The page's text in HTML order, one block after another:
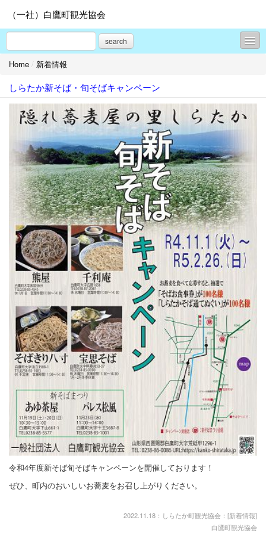
（一社）白鷹町観光協会
search
新着情報
旬の白鷹情報
春サクラ
夏はベニバナ
秋はアユ
冬は隠れ蕎麦屋の里
モデルコース
しらたかを楽しむ - 見る
しらたかを楽しむ - 食べる
しらたかを楽しむ - 泊まる
しらたかを楽しむ - 買う
しらたかを楽しむ - 遊ぶ/体験する
桜開花情報
紅花開花情報
特集 - さくらまつり, 新そばキャンペーン, 紅花まつり, 鮎まつり
■お知らせ
■春・古典桜の里
■初夏・高い山
■夏・紅花生育日記
Home / 新着情報
しらたか新そば・旬そばキャンペーン
令和4年度新そば旬そばキャンペーンを開催しております！
ぜひ、町内のおいしいお蕎麦をお召し上がりください。
2022.11.18：しらたか町観光協会：[新着情報]
白鷹町観光協会